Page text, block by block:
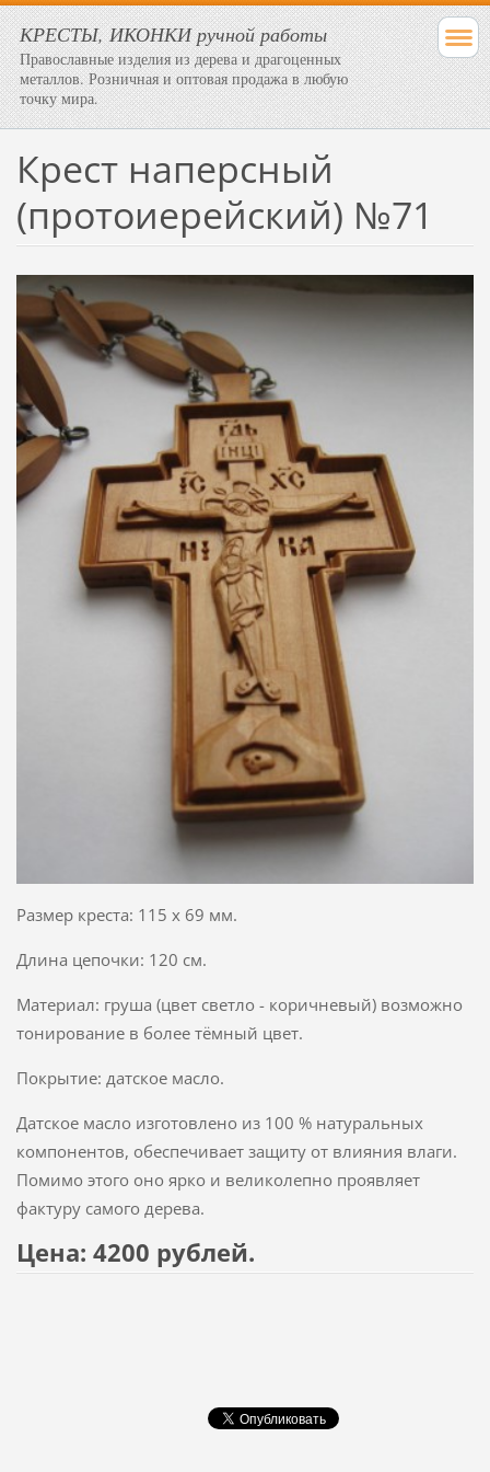
КРЕСТЫ, ИКОНКИ ручной работы
Православные изделия из дерева и драгоценных
металлов. Розничная и оптовая продажа в любую
точку мира.
Крест наперсный
(протоиерейский) №71
Размер креста: 115 х 69 мм.
Длина цепочки: 120 см.
Материал: груша (цвет светло - коричневый) возможно
тонирование в более тёмный цвет.
Покрытие: датское масло.
Датское масло изготовлено из 100 % натуральных
компонентов, обеспечивает защиту от влияния влаги.
Помимо этого оно ярко и великолепно проявляет
фактуру самого дерева.
Цена: 4200 рублей.